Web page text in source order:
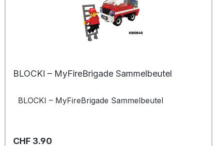
BLOCKI – MyFireBrigade Sammelbeutel
BLOCKI – MyFireBrigade Sammelbeutel
Regulärer Preis:
CHF 3.90